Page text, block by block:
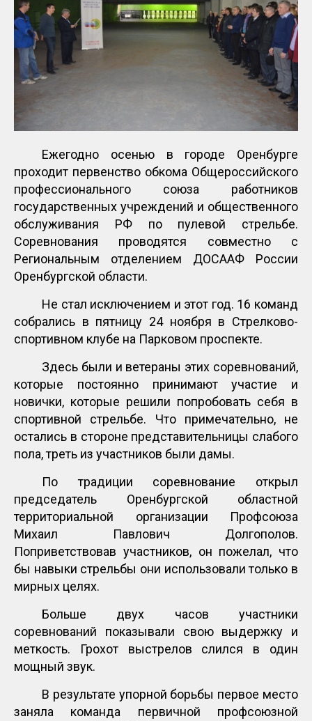
Ежегодно осенью в городе Оренбурге
проходит первенство обкома Общероссийского
профессионального союза работников
государственных учреждений и общественного
обслуживания РФ по пулевой стрельбе.
Соревнования проводятся совместно с
Региональным отделением ДОСААФ России
Оренбургской области.
Не стал исключением и этот год. 16 команд
собрались в пятницу 24 ноября в Стрелково-
спортивном клубе на Парковом проспекте.
Здесь были и ветераны этих соревнований,
которые постоянно принимают участие и
новички, которые решили попробовать себя в
спортивной стрельбе. Что примечательно, не
остались в стороне представительницы слабого
пола, треть из участников были дамы.
По традиции соревнование открыл
председатель Оренбургской областной
территориальной организации Профсоюза
Михаил Павлович Долгополов.
Поприветствовав участников, он пожелал, что
бы навыки стрельбы они использовали только в
мирных целях.
Больше двух часов участники
соревнований показывали свою выдержку и
меткость. Грохот выстрелов слился в один
мощный звук.
В результате упорной борьбы первое место
заняла команда первичной профсоюзной